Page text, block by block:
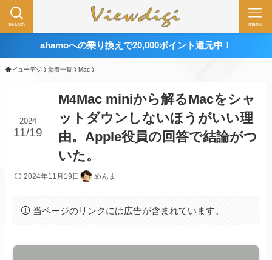
search menu
ahamoへの乗り換えで20,000ポイント還元中！
ビューデジ 新着一覧 Mac
M4Mac miniから解るMacをシャ
ットダウンしないほうがいい理
由。Apple役員の回答で結論がつ
いた。
2024
11/19
2024年11月19日 めんま
当ページのリンクには広告が含まれています。